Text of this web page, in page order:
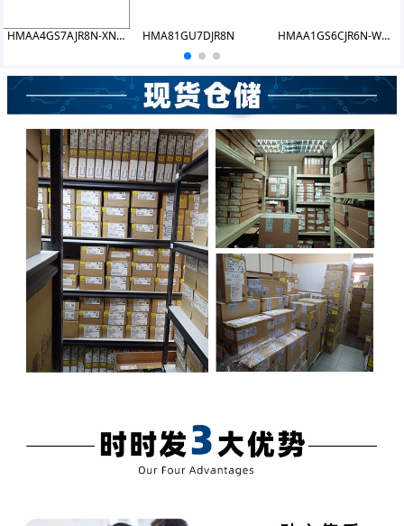
HMAA4GS7AJR8N-XNT0 DDR4 32GB 3200 ECC-SODIMM HMA81GU7DJR8N HMAA1GS6CJR6N-WMN0